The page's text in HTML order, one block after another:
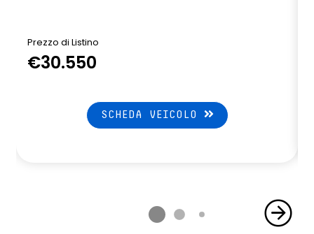
Prezzo di Listino
€30.550
SCHEDA VEICOLO